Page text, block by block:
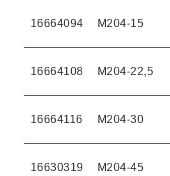
16664094 M204-15
16664108 M204-22,5
16664116 M204-30
16630319 M204-45